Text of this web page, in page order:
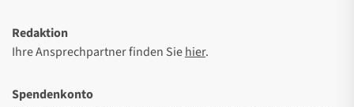
Redaktion
Ihre Ansprechpartner finden Siehier.
Spendenkonto